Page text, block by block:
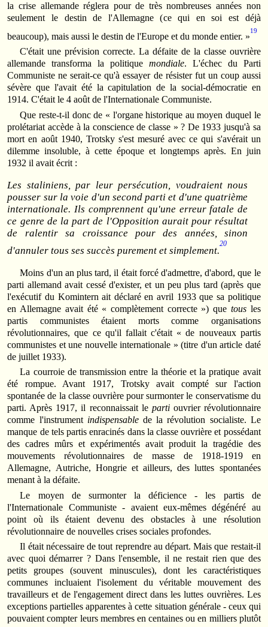
la crise allemande réglera pour de très nombreuses années non
seulement le destin de l'Allemagne (ce qui en soi est déjà
beaucoup), mais aussi le destin de l'Europe et du monde entier. »
19
C'était une prévision correcte. La défaite de la classe ouvrière
allemande transforma la politique mondiale. L'échec du Parti
Communiste ne serait-ce qu'à essayer de résister fut un coup aussi
sévère que l'avait été la capitulation de la social-démocratie en
1914. C'était le 4 août de l'Internationale Communiste.
Que reste-t-il donc de « l'organe historique au moyen duquel le
prolétariat accède à la conscience de classe » ? De 1933 jusqu'à sa
mort en août 1940, Trotsky s'est mesuré avec ce qui s'avérait un
dilemme insoluble, à cette époque et longtemps après. En juin
1932 il avait écrit :
Les staliniens, par leur persécution, voudraient nous
pousser sur la voie d'un second parti et d'une quatrième
internationale. Ils comprennent qu'une erreur fatale de
ce genre de la part de l'Opposition aurait pour résultat
de ralentir sa croissance pour des années, sinon
d'annuler tous ses succès purement et simplement.
20
Moins d'un an plus tard, il était forcé d'admettre, d'abord, que le
parti allemand avait cessé d'exister, et un peu plus tard (après que
l'exécutif du Komintern ait déclaré en avril 1933 que sa politique
en Allemagne avait été « complètement correcte ») que tousles
partis communistes étaient morts comme organisations
révolutionnaires, que ce qu'il fallait c'était « de nouveaux partis
communistes et une nouvelle internationale » (titre d'un article daté
de juillet 1933).
La courroie de transmission entre la théorie et la pratique avait
été rompue. Avant 1917, Trotsky avait compté sur l'action
spontanée de la classe ouvrière pour surmonter le conservatisme du
parti. Après 1917, il reconnaissait le partiouvrier révolutionnaire
comme l'instrument indispensable de la révolution socialiste. Le
manque de tels partis enracinés dans la classe ouvrière et possédant
des cadres mûrs et expérimentés avait produit la tragédie des
mouvements révolutionnaires de masse de 1918-1919 en
Allemagne, Autriche, Hongrie et ailleurs, des luttes spontanées
menant à la défaite.
Le moyen de surmonter la déficience - les partis de
l'Internationale Communiste - avaient eux-mêmes dégénéré au
point où ils étaient devenu des obstacles à une résolution
révolutionnaire de nouvelles crises sociales profondes.
Il était nécessaire de tout reprendre au départ. Mais que restait-il
avec quoi démarrer ? Dans l'ensemble, il ne restait rien que des
petits groupes (souvent minuscules), dont les caractéristiques
communes incluaient l'isolement du véritable mouvement des
travailleurs et de l'engagement direct dans les luttes ouvrières. Les
exceptions partielles apparentes à cette situation générale - ceux qui
pouvaient compter leurs membres en centaines ou en milliers plutôt